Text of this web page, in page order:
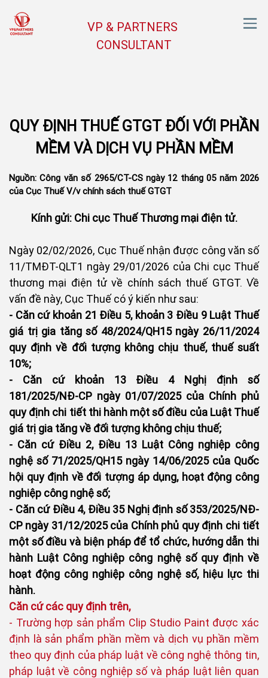
VP & PARTNERS
CONSULTANT
QUY ĐỊNH THUẾ GTGT ĐỐI VỚI PHẦN
MỀM VÀ DỊCH VỤ PHẦN MỀM
Nguồn: Công văn số 2965/CT-CS ngày 12 tháng 05 năm 2026
của Cục Thuế V/v chính sách thuế GTGT
Kính gửi: Chi cục Thuế Thương mại điện tử.
Ngày 02/02/2026, Cục Thuế nhận được công văn số
11/TMĐT-QLT1 ngày 29/01/2026 của Chi cục Thuế
thương mại điện tử về chính sách thuế GTGT. Về
vấn đề này, Cục Thuế có ý kiến như sau:
- Căn cứ khoản 21 Điều 5, khoản 3 Điều 9 Luật Thuế
giá trị gia tăng số 48/2024/QH15 ngày 26/11/2024
quy định về đối tượng không chịu thuế, thuế suất
10%;
- Căn cứ khoản 13 Điều 4 Nghị định số
181/2025/NĐ-CP ngày 01/07/2025 của Chính phủ
quy định chi tiết thi hành một số điều của Luật Thuế
giá trị gia tăng về đối tượng không chịu thuế;
- Căn cứ Điều 2, Điều 13 Luật Công nghiệp công
nghệ số 71/2025/QH15 ngày 14/06/2025 của Quốc
hội quy định về đối tượng áp dụng, hoạt động công
nghiệp công nghệ số;
- Căn cứ Điều 4, Điều 35 Nghị định số 353/2025/NĐ-
CP ngày 31/12/2025 của Chính phủ quy định chi tiết
một số điều và biện pháp để tổ chức, hướng dẫn thi
hành Luật Công nghiệp công nghệ số quy định về
hoạt động công nghiệp công nghệ số, hiệu lực thi
hành.
Căn cứ các quy định trên,
- Trường hợp sản phẩm Clip Studio Paint được xác
định là sản phẩm phần mềm và dịch vụ phần mềm
theo quy định của pháp luật về công nghệ thông tin,
pháp luật về công nghiệp số và pháp luật liên quan